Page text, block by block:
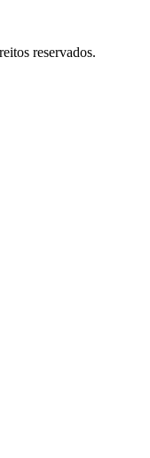
reservados.